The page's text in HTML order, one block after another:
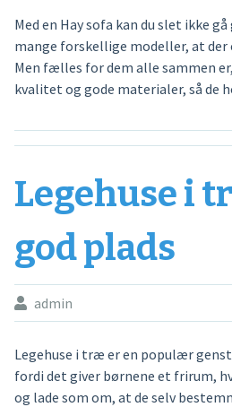
Med en Hay sofa kan du slet ikke
mange forskellige modeller, at
Men fælles for dem alle sammen
kvalitet og gode materialer, så de
Legehuse i
god plads
admin
Legehuse i træ er en populær
fordi det giver børnene et frirum,
og lade som om, at de selv